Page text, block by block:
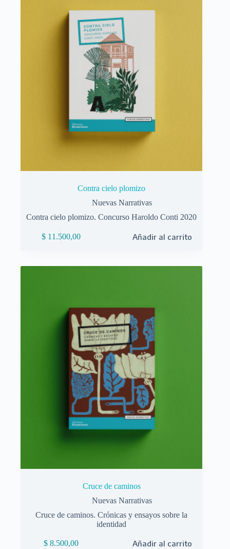
Contra cielo plomizo
Nuevas Narrativas
Contra cielo plomizo. Concurso Haroldo Conti 2020
$11.500,00 Añadir al carrito
Cruce de caminos
Nuevas Narrativas
Cruce de caminos. Crónicas y ensayos sobre la
identidad
$8.500,00 Añadir al carrito